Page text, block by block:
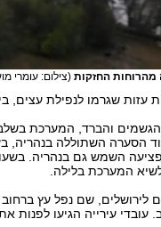
החזקות (צילום: עומרי
עזות שגרמו לנפילת עצים,
והברד, המערכת
הסערה השתוללה בנהריה,
השמש גם בנהריה.
המערכת בלילה.
לירושלים, שם נפל עץ
עובדי עירייה הגיעו לפנות